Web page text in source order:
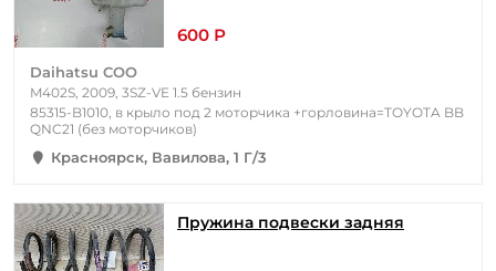
600 Р
Daihatsu COO
M402S, 2009, 3SZ-VE 1.5 бензин
85315-B1010, в крыло под 2 моторчика +горловина=TOYOTA BB
QNC21 (без моторчиков)
Красноярск, Вавилова, 1 Г/3
Пружина подвески задняя